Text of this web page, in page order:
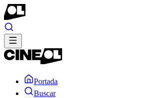
Portada
Buscar